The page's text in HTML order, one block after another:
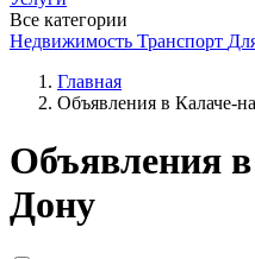
Все категории
Недвижимость Транспорт
Главная
Объявления в Калаче-
Объявления
Дону